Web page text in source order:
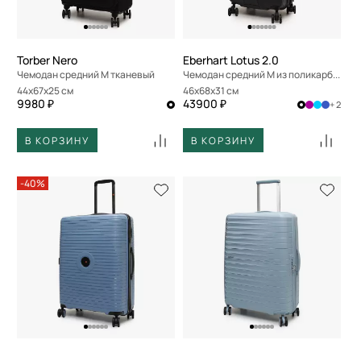
Torber Nero
Чемодан средний M тканевый
44x67x25 см
9980 ₽
В КОРЗИНУ
Eberhart Lotus 2.0
Чемодан средний M из поликарбоната
46x68x31 см
43900 ₽ + 2
В КОРЗИНУ
-40%